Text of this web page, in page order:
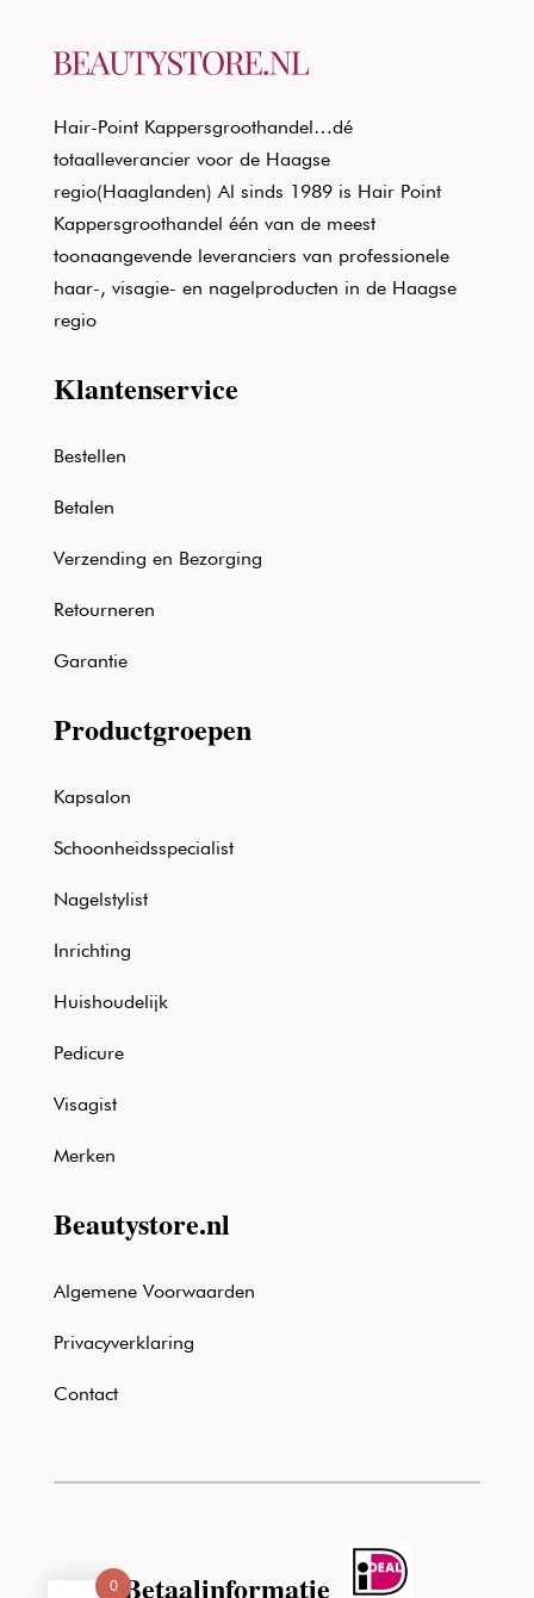
Hair-Point Kappersgroothandel…dé
totaalleverancier voor de Haagse
regio(Haaglanden) Al sinds 1989 is Hair Point
Kappersgroothandel één van de meest
toonaangevende leveranciers van professionele
haar-, visagie- en nagelproducten in de Haagse
regio
Klantenservice
Bestellen
Betalen
Verzending en Bezorging
Retourneren
Garantie
Productgroepen
Kapsalon
Schoonheidsspecialist
Nagelstylist
Inrichting
Huishoudelijk
Pedicure
Visagist
Merken
Beautystore.nl
Algemene Voorwaarden
Privacyverklaring
Contact
Betaalinformatie
0